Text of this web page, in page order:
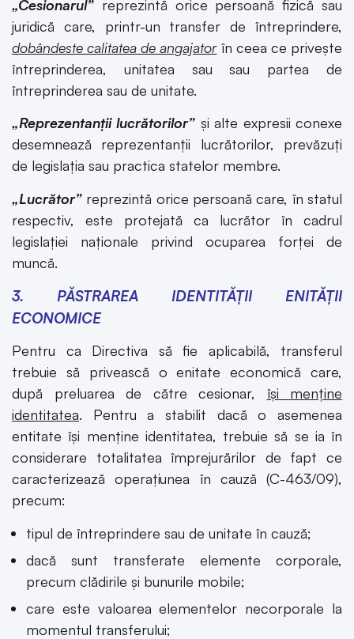
„Cesionarul” reprezintă orice persoană fizică sau
juridică care, printr-un transfer de întreprindere,
dobândeste calitatea de angajatorîn ceea ce privește
întreprinderea, unitatea sau sau partea de
întreprinderea sau de unitate.
„Reprezentanții lucrătorilor” și alte expresii conexe
desemnează reprezentanții lucrătorilor, prevăzuți
de legislația sau practica statelor membre.
„Lucrător” reprezintă orice persoană care, în statul
respectiv, este protejată ca lucrător în cadrul
legislației naționale privind ocuparea forței de
muncă.
3. PĂSTRAREA IDENTITĂȚII ENITĂȚII
ECONOMICE
Pentru ca Directiva să fie aplicabilă, transferul
trebuie să privească o enitate economică care,
după preluarea de către cesionar, își menține
identitatea. Pentru a stabilit dacă o asemenea
entitate își menține identitatea, trebuie să se ia în
considerare totalitatea împrejurărilor de fapt ce
caracterizează operațiunea în cauză (C-463/09),
precum:
tipul de întreprindere sau de unitate în cauză;
dacă sunt transferate elemente corporale,
precum clădirile și bunurile mobile;
care este valoarea elementelor necorporale la
momentul transferului;